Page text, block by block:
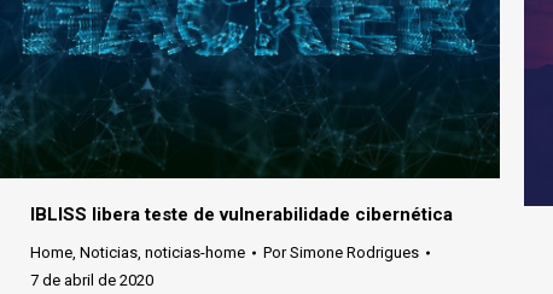
IBLISS libera teste de vulnerabilidade cibernética
Home, Noticias, noticias-home PorSimone Rodrigues
7 de abril de 2020